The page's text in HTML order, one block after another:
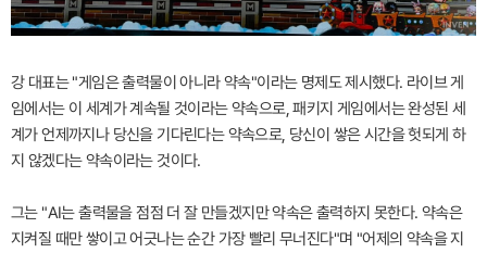
강 대표는 "게임은 출력물이 아니라 약속"이라는 명제도 제시했다. 라이브 게
임에서는 이 세계가 계속될 것이라는 약속으로, 패키지 게임에서는 완성된 세
계가 언제까지나 당신을 기다린다는 약속으로, 당신이 쌓은 시간을 헛되게 하
지 않겠다는 약속이라는 것이다.
그는 "AI는 출력물을 점점 더 잘 만들겠지만 약속은 출력하지 못한다. 약속은
지켜질 때만 쌓이고 어긋나는 순간 가장 빨리 무너진다"며 "어제의 약속을 지